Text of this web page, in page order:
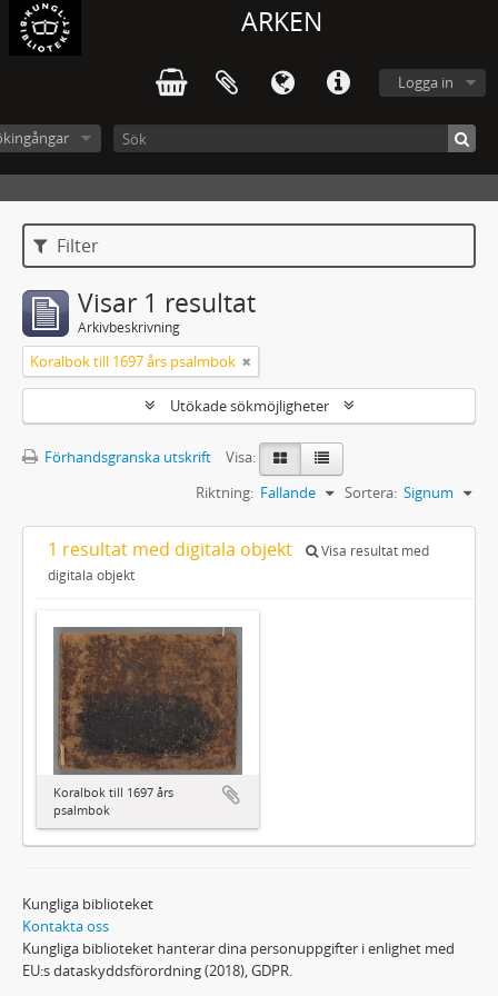
ARKEN
Logga in
Filter
Visar 1 resultat
Arkivbeskrivning
Koralbok till 1697 års psalmbok
Utökade sökmöjligheter
Förhandsgranska utskrift
Visa:
Sortera: Signum
Riktning: Fallande
1 resultat med digitala objekt
Visa resultat med
digitala objekt
Koralbok till 1697 års
psalmbok
Kungliga biblioteket
Kontakta oss
Kungliga biblioteket hanterar dina personuppgifter i enlighet med
EU:s dataskyddsförordning (2018), GDPR.